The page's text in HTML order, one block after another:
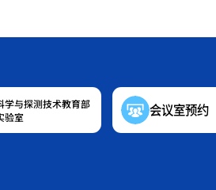
学与探测技术教育部
验室
会议室预约